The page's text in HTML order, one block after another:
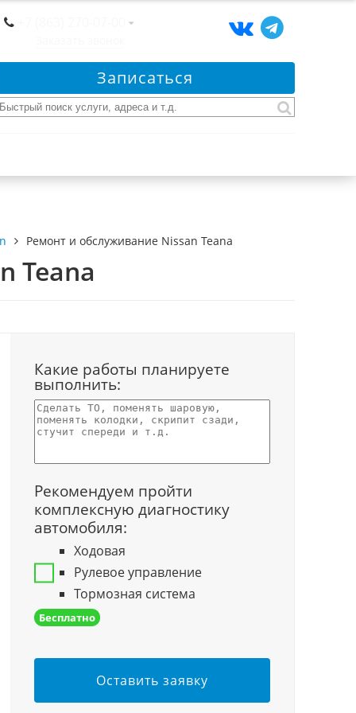
Записаться
Ремонт и обслуживание Nissan Teana
Teana
Какие работы планируете
выполнить:
Рекомендуем пройти
комплексную диагностику
автомобиля:
Ходовая
Рулевое управление
Тормозная система
Бесплатно
Оставить заявку